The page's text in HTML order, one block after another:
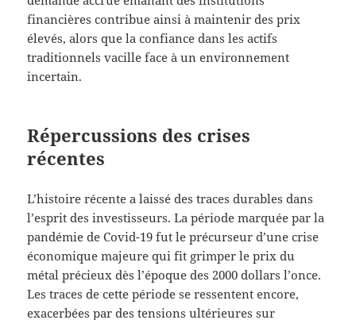
financières contribue ainsi à maintenir des prix
élevés, alors que la confiance dans les actifs
traditionnels vacille face à un environnement
incertain.
Répercussions des crises
récentes
L’histoire récente a laissé des traces durables dans
l’esprit des investisseurs. La période marquée par la
pandémie de Covid-19 fut le précurseur d’une crise
économique majeure qui fit grimper le prix du
métal précieux dès l’époque des 2000 dollars l’once.
Les traces de cette période se ressentent encore,
exacerbées par des tensions ultérieures sur